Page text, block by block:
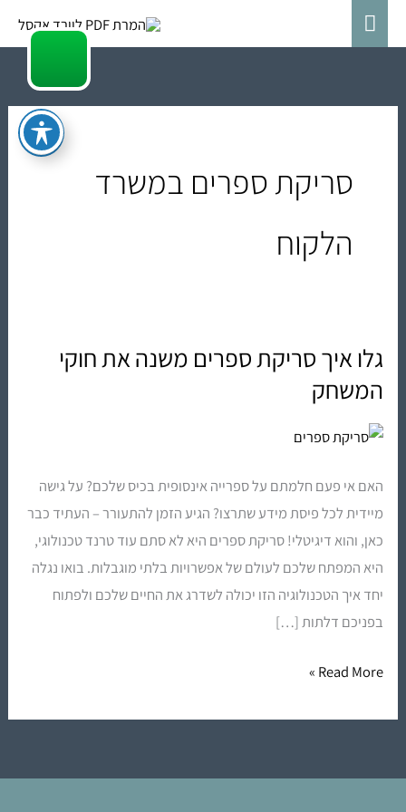
תפריט
סריקת ספרים במשרד
הלקוח
גלו איך סריקת ספרים משנה את חוקי
המשחק
האם אי פעם חלמתם על ספרייה אינסופית בכיס שלכם? על גישה
מיידית לכל פיסת מידע שתרצו? הגיע הזמן להתעורר – העתיד כבר
כאן, והוא דיגיטלי! סריקת ספרים היא לא סתם עוד טרנד טכנולוגי,
היא המפתח שלכם לעולם של אפשרויות בלתי מוגבלות. בואו נגלה
יחד איך הטכנולוגיה הזו יכולה לשדרג את החיים שלכם ולפתוח
בפניכם דלתות […]
גלו
איך
ספרים
את
חוקי
המשחק
Read More »